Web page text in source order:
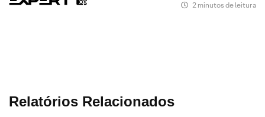
2 minutos de leitura
Relatórios Relacionados